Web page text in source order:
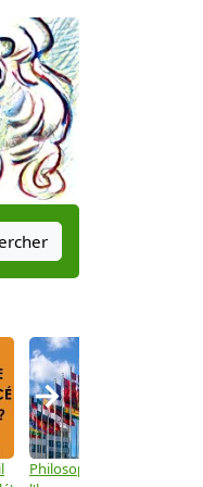
Philosophie: Les droits de
→